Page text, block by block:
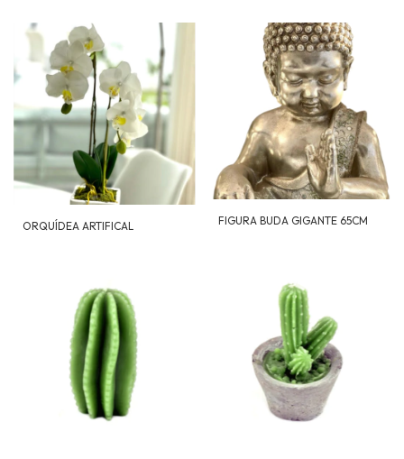
ORQUÍDEA ARTIFICAL FIGURA BUDA GIGANTE 65CM